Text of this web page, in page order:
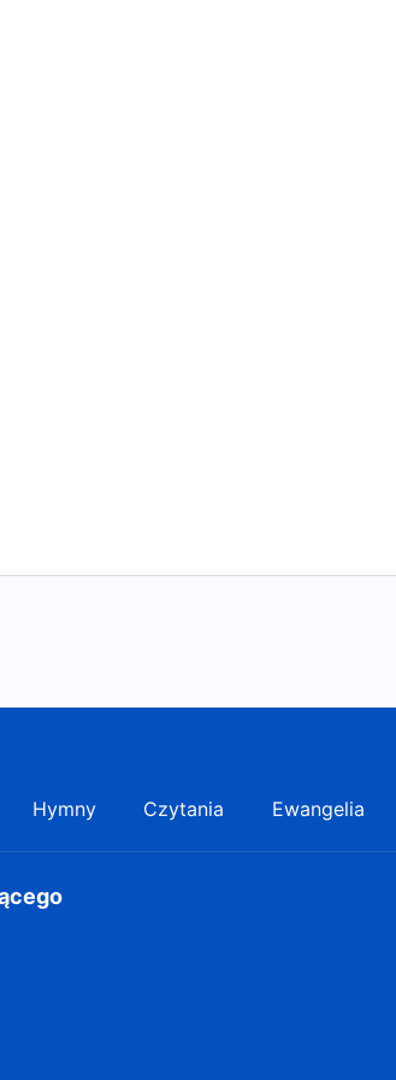
Hymny Czytania Ewangelia